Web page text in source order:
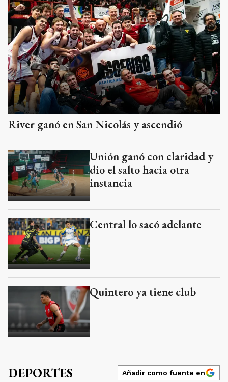
River ganó en San Nicolás y ascendió
Unión ganó con claridad y
dio el salto hacia otra
instancia
Central lo sacó adelante
Quintero ya tiene club
DEPORTES Añadir como fuente en